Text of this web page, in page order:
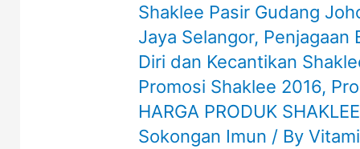
Shaklee Pasir Gudang
Jaya Selangor, Penjagaan
Diri dan Kecantikan
Promosi Shaklee 2016,
HARGA PRODUK SHAKLEE
Sokongan Imun / By